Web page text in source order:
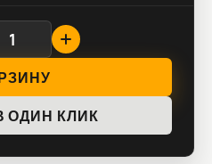
ОДИН КЛИК